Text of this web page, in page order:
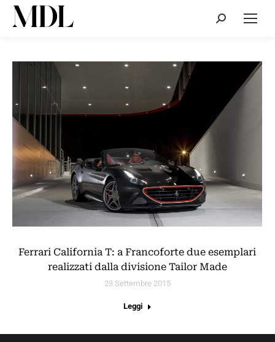
Cerca:
Ferrari California T: a Francoforte due esemplari
realizzati dalla divisione Tailor Made
23 Settembre 2015
Leggi